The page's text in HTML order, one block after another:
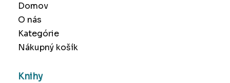
Domov
O nás
Kategórie
Nákupný košík
Knihy